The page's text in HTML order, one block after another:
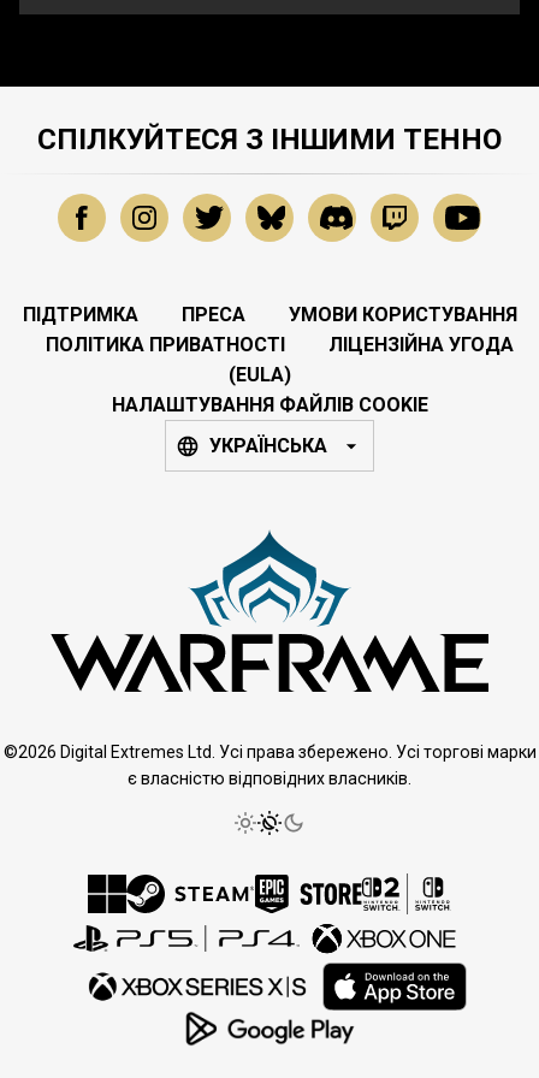
СПІЛКУЙТЕСЯ З ІНШИМИ ТЕННО
ПІДТРИМКА ПРЕСА
УМОВИ КОРИСТУВАННЯ
ПОЛІТИКА ПРИВАТНОСТІ
ЛІЦЕНЗІЙНА УГОДА
(EULA)
НАЛАШТУВАННЯ ФАЙЛІВ COOKIE
УКРАЇНСЬКА
©2026 Digital Extremes Ltd. Усі права збережено. Усі торгові марки
є власністю відповідних власників.